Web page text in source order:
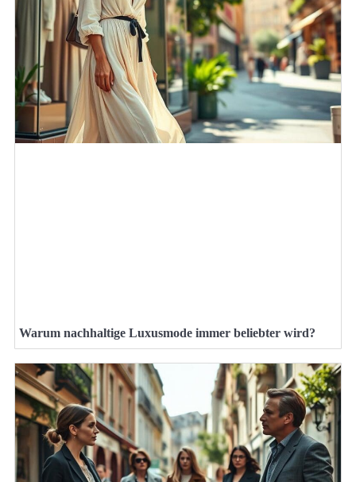
Warum nachhaltige Luxusmode immer beliebter wird?